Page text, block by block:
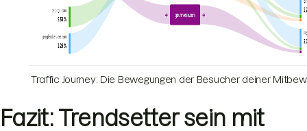
Traffic Journey: Die Bewegungen der Besucher deiner
Fazit: Trendsetter sein mit